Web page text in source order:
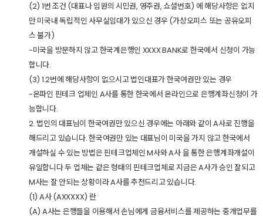
(2) 1번 조건 (대표나 임원의 시민권, 영주권, 쇼셜번호) 에 해당사항은 없지
만 미국내 독립적인 사무실임대가 있으신 경우 (가상오피스 또는 공유오피
스 불가)
-미국을 방문하지 않고 한국계은행인 XXXX BANK로 한국에서 신청이 가능
합니다.
(3) 1.2번에 해당사항이 없으시고 법인대표가 한국여권만 있는 경우
-온파인 핀테크 업체인 A사를 통한 한국에서 온라인으로 은행계좌신청이 가
능합니다.
2. 법인의 대표님이 한국여권만 있으신 경우에는 아래와 같이 A사로 진행을
해드리고 있습니다. 한국여권만 있는 대표님이 미국을 가지 않고 한국에서
개설하실 수 있는 방법은 핀테크업체인 M사와 A사 을 통한 은행계좌개설이
유일합니다 두 업체는 같은 형태의 핀테크업체로 지금은 A사가 승인 잘되고
M사는 잘 안되는 상황이라 A사를 추천드리고 있습니다.
(1) A사 (AXXXXX) 란
(A) A사는 은행들을 이용해서 손님에게 금융서비스를 제공하는 중개업무를